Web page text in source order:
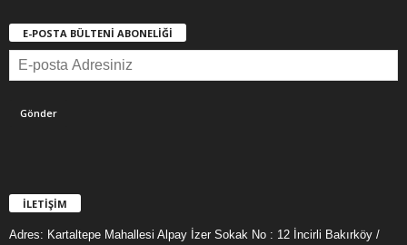
E-POSTA BÜLTENİ ABONELİĞİ
İLETİŞİM
Adres: Kartaltepe Mahallesi Alpay İzer Sokak No : 12 İncirli Bakırköy /